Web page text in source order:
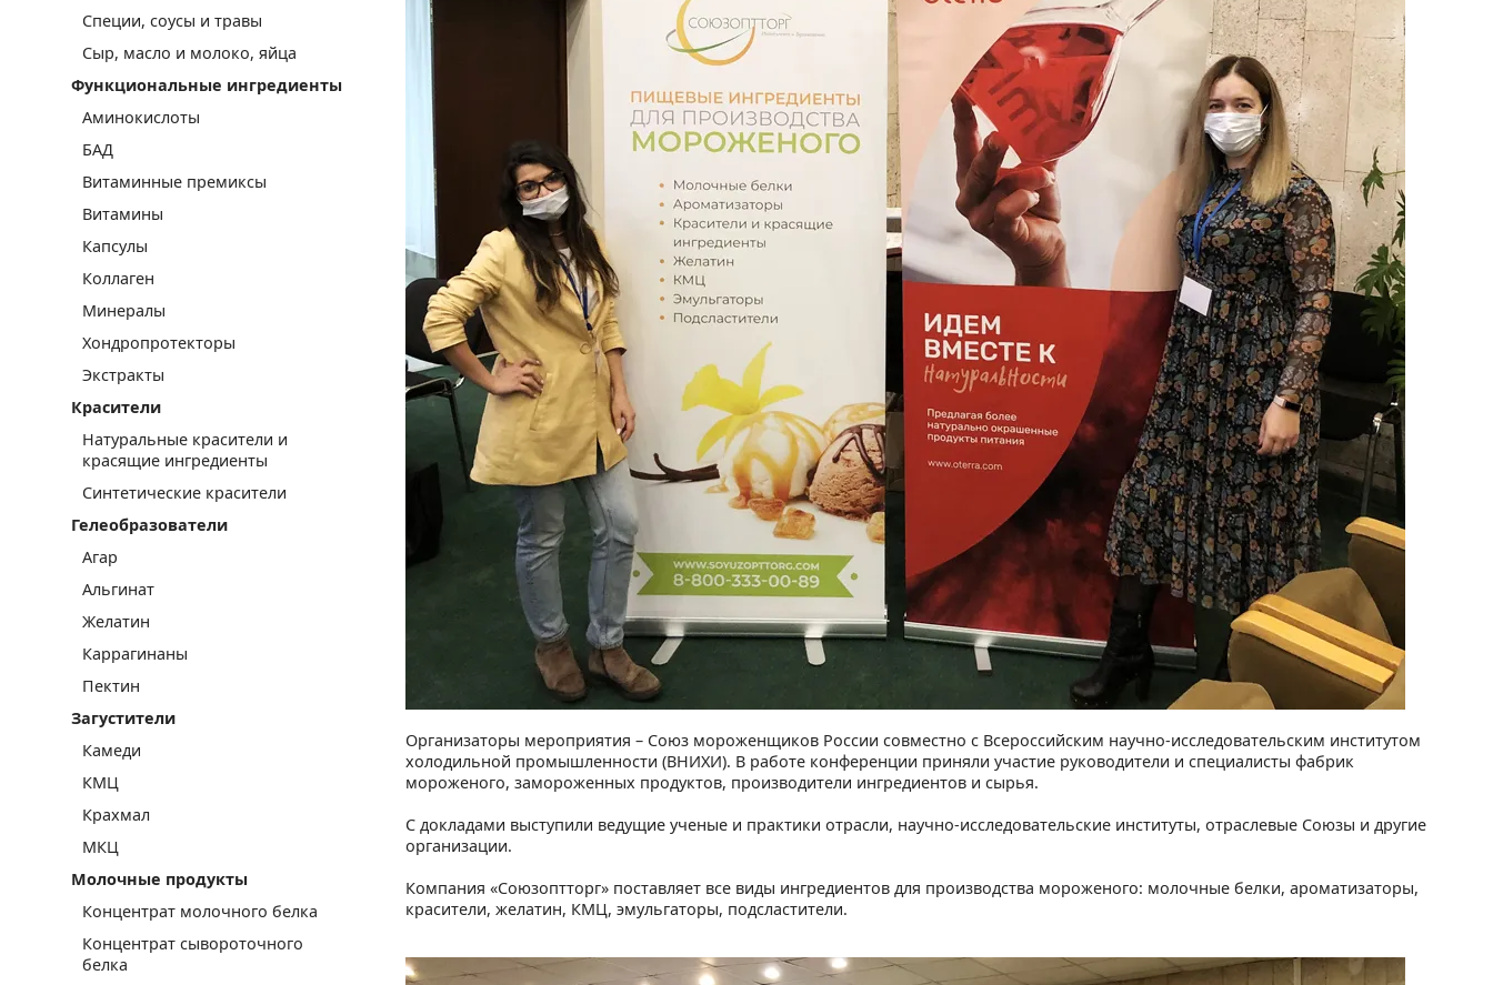
Организаторы мероприятия – Союз мороженщиков России совместно с Всероссийским научно-исследовательским институтом
холодильной промышленности (ВНИХИ). В работе конференции приняли участие руководители и специалисты фабрик
мороженого, замороженных продуктов, производители ингредиентов и сырья.
С докладами выступили ведущие ученые и практики отрасли, научно-исследовательские институты, отраслевые Союзы и другие
организации.
Компания «Союзоптторг» поставляет все виды ингредиентов для производства мороженого: молочные белки, ароматизаторы,
красители, желатин, КМЦ, эмульгаторы, подсластители.
Специи, соусы и травы
Сыр, масло и молоко, яйца
Функциональные ингредиенты
Аминокислоты
БАД
Витаминные премиксы
Витамины
Капсулы
Коллаген
Минералы
Хондропротекторы
Экстракты
Красители
Натуральные красители и
красящие ингредиенты
Синтетические красители
Гелеобразователи
Агар
Альгинат
Желатин
Каррагинаны
Пектин
Загустители
Камеди
КМЦ
Крахмал
МКЦ
Молочные продукты
Концентрат молочного белка
Концентрат сывороточного
белка